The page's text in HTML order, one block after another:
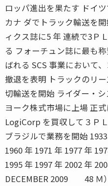
ロッパ進出を果たす ドイ
カナ ダでトラック輸送を
ィクス誌に5 年 連続で3Ｐ
る フォーチュン誌に最も
ばれる SCS 事業において
撤退を表明 トラックのリ
切輸送を開始 ライダー・
ヨーク株式市場に上場 正
LogiCorp を買収して３Ｐ
ブラジルで業務を開始
1960 年 1971 年 1977 年
1995 年 1997 年 2002 年
DECEMBER 2009 48 Ｍ